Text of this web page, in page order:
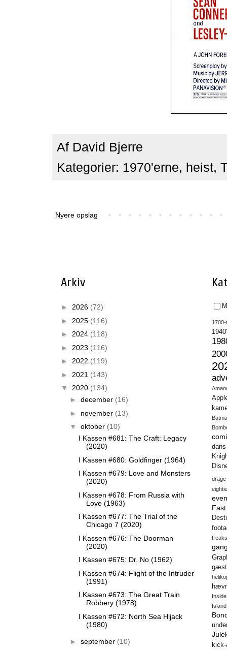
Af David Bjerre
Kategorier: 1970'erne, heist,
Nyere opslag
Arkiv
► 2026 (72)
► 2025 (116)
► 2024 (118)
► 2023 (116)
► 2022 (119)
► 2021 (143)
▼ 2020 (134)
► december (16)
► november (13)
▼ oktober (10)
I Kassen #681: The Craft: Legacy
(2020)
I Kassen #680: Goldfinger (1964)
I Kassen #679: Love and Monsters
(2020)
I Kassen #678: From Russia with
Love (1963)
I Kassen #677: The Trial of the
Chicago 7 (2020)
I Kassen #676: The Doorman
(2020)
I Kassen #675: Dr. No (1962)
I Kassen #674: Flight of the Intruder
(1991)
I Kassen #673: The Great Train
Robbery (1978)
I Kassen #672: North Sea Hijack
(1980)
► september (10)
1700-
dans
drage
freaks
Island